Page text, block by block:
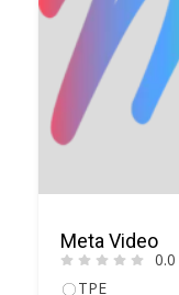
Meta Video
0.0
TPE